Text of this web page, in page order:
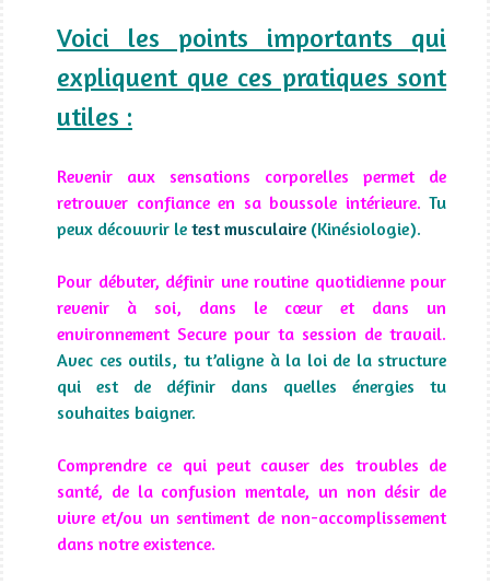
Voici les points importants qui
expliquent que ces pratiques sont
utiles :
Revenir aux sensations corporelles permet de
retrouver confiance en sa boussole intérieure. Tu
peux découvrir le test musculaire (Kinésiologie).
Pour débuter, définir une routine quotidienne pour
revenir à soi, dans le cœur et dans un
environnement Secure pour ta session de travail.
Avec ces outils, tu t’aligne à la loi de la structure
qui est de définir dans quelles énergies tu
souhaites baigner.
Comprendre ce qui peut causer des troubles de
santé, de la confusion mentale, un non désir de
vivre et/ou un sentiment de non-accomplissement
dans notre existence.